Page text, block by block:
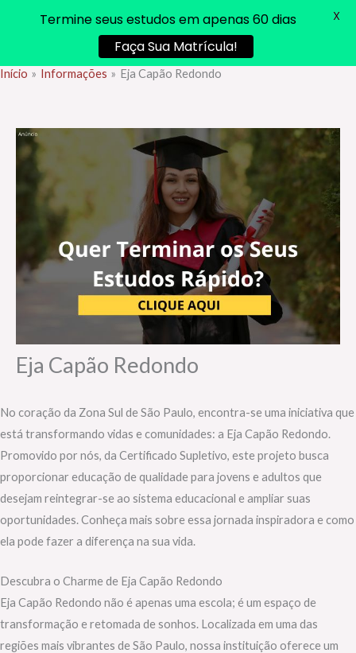
Ir
conteúdo
Início Informações Eja Capão Redondo
Eja Capão Redondo
No coração da Zona Sul de São Paulo, encontra-se uma iniciativa que
está transformando vidas e comunidades: a Eja Capão Redondo.
Promovido por nós, da Certificado Supletivo, este projeto busca
proporcionar educação de qualidade para jovens e adultos que
desejam reintegrar-se ao sistema educacional e ampliar suas
oportunidades. Conheça mais sobre essa jornada inspiradora e como
ela pode fazer a diferença na sua vida.
Descubra o Charme de Eja Capão Redondo
Eja Capão Redondo não é apenas uma escola; é um espaço de
transformação e retomada de sonhos. Localizada em uma das
regiões mais vibrantes de São Paulo, nossa instituição oferece um
Termine seus estudos em apenas 60 dias
Faça Sua Matrícula!
X